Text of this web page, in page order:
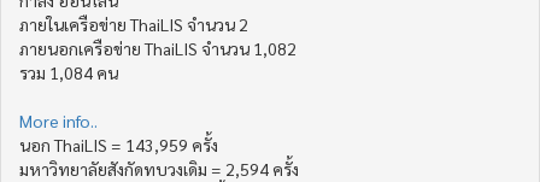
ภายในเครือข่าย ThaiLIS จำนวน 2
ภายนอกเครือข่าย ThaiLIS จำนวน 1,082
รวม 1,084 คน
More info..
นอก ThaiLIS = 143,959 ครั้ง
มหาวิทยาลัยสังกัดทบวงเดิม = 2,594 ครั้ง